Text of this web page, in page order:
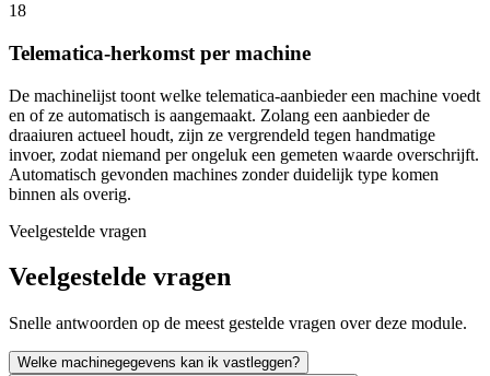
18
Telematica-herkomst per machine
De machinelijst toont welke telematica-aanbieder een machine voedt
en of ze automatisch is aangemaakt. Zolang een aanbieder de
draaiuren actueel houdt, zijn ze vergrendeld tegen handmatige
invoer, zodat niemand per ongeluk een gemeten waarde overschrijft.
Automatisch gevonden machines zonder duidelijk type komen
binnen als overig.
Veelgestelde vragen
Veelgestelde vragen
Snelle antwoorden op de meest gestelde vragen over deze module.
Welke machinegegevens kan ik vastleggen?